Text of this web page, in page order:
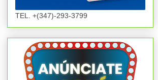
TEL. +(347)-293-3799